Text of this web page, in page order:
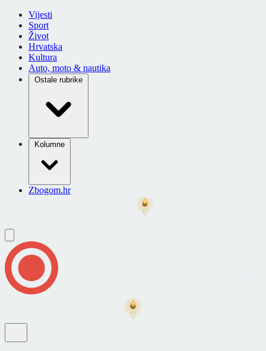
Vijesti
Sport
Život
Hrvatska
Kultura
Auto, moto & nautika
Ostale rubrike
Kolumne
Zbogom.hr